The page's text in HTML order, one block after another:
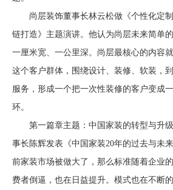
尚层装饰董事长林云松做《个性化定制
链打造》主题演讲。他认为尚层未来简单
一厘米宽、一公里深。尚层最核心的内容
这个客户群体，围绕设计、装修、软装，
服务，形成一个把一次性装修的客户变成
环。
第一篇章主题：中国家装的转型与升
事长陈辉发表《中国家装20年的过去与未
前家装市场被做大了，那么标准随着企业
费者倒逼，也在日益提升。模式也在不断